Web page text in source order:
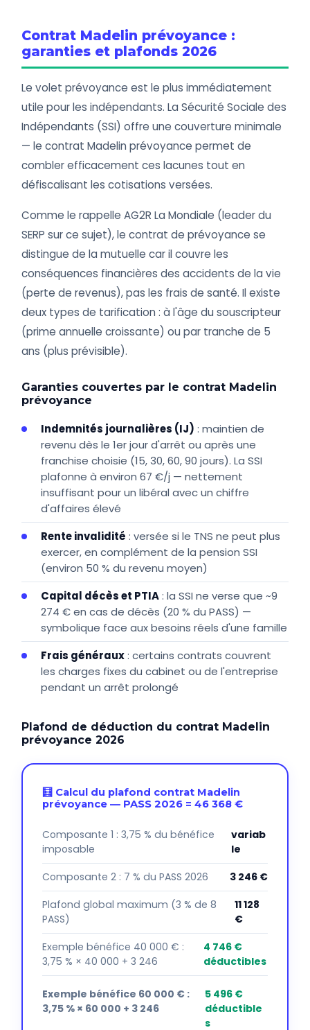
Contrat Madelin prévoyance :
garanties et plafonds 2026
Le volet prévoyance est le plus immédiatement
utile pour les indépendants. La Sécurité Sociale des
Indépendants (SSI) offre une couverture minimale
— le contrat Madelin prévoyance permet de
combler efficacement ces lacunes tout en
défiscalisant les cotisations versées.
Comme le rappelle AG2R La Mondiale (leader du
SERP sur ce sujet), le contrat de prévoyance se
distingue de la mutuelle car il couvre les
conséquences financières des accidents de la vie
(perte de revenus), pas les frais de santé. Il existe
deux types de tarification : à l'âge du souscripteur
(prime annuelle croissante) ou par tranche de 5
ans (plus prévisible).
Garanties couvertes par le contrat Madelin
prévoyance
Indemnités journalières (IJ) : maintien de
revenu dès le 1er jour d'arrêt ou après une
franchise choisie (15, 30, 60, 90 jours). La SSI
plafonne à environ 67 €/j — nettement
insuffisant pour un libéral avec un chiffre
d'affaires élevé
Rente invalidité : versée si le TNS ne peut plus
exercer, en complément de la pension SSI
(environ 50 % du revenu moyen)
Capital décès et PTIA: la SSI ne verse que ~9
274 € en cas de décès (20 % du PASS) —
symbolique face aux besoins réels d'une famille
Frais généraux: certains contrats couvrent
les charges fixes du cabinet ou de l'entreprise
pendant un arrêt prolongé
Plafond de déduction du contrat Madelin
prévoyance 2026
🧮 Calcul du plafond contrat Madelin
prévoyance — PASS 2026 = 46 368 €
Composante 1 : 3,75 % du bénéfice
imposable
variab
le
Composante 2 : 7 % du PASS 2026
3 246 €
Plafond global maximum (3 % de 8
PASS)
11 128
€
Exemple bénéfice 40 000 € :
3,75 % × 40 000 + 3 246
4 746 €
déductibles
Exemple bénéfice 60 000 € :
3,75 % × 60 000 + 3 246
5 496 €
déductible
s